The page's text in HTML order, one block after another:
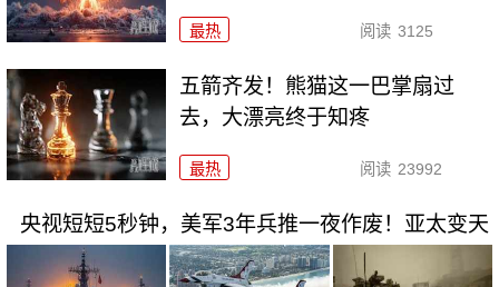
最热 阅读 3125
五箭齐发！熊猫这一巴掌扇过
去，大漂亮终于知疼
最热 阅读 23992
央视短短5秒钟，美军3年兵推一夜作废！亚太变天